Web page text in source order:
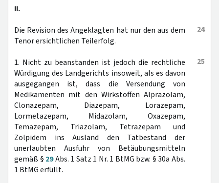
II.
24
Die Revision des Angeklagten hat nur den aus dem
Tenor ersichtlichen Teilerfolg.
25
1. Nicht zu beanstanden ist jedoch die rechtliche
Würdigung des Landgerichts insoweit, als es davon
ausgegangen ist, dass die Versendung von
Medikamenten mit den Wirkstoffen Alprazolam,
Clonazepam, Diazepam, Lorazepam,
Lormetazepam, Midazolam, Oxazepam,
Temazepam, Triazolam, Tetrazepam und
Zolpidem ins Ausland den Tatbestand der
unerlaubten Ausfuhr von Betäubungsmitteln
gemäß § 29Abs. 1 Satz 1 Nr. 1 BtMG bzw. § 30a Abs.
1 BtMG erfüllt.